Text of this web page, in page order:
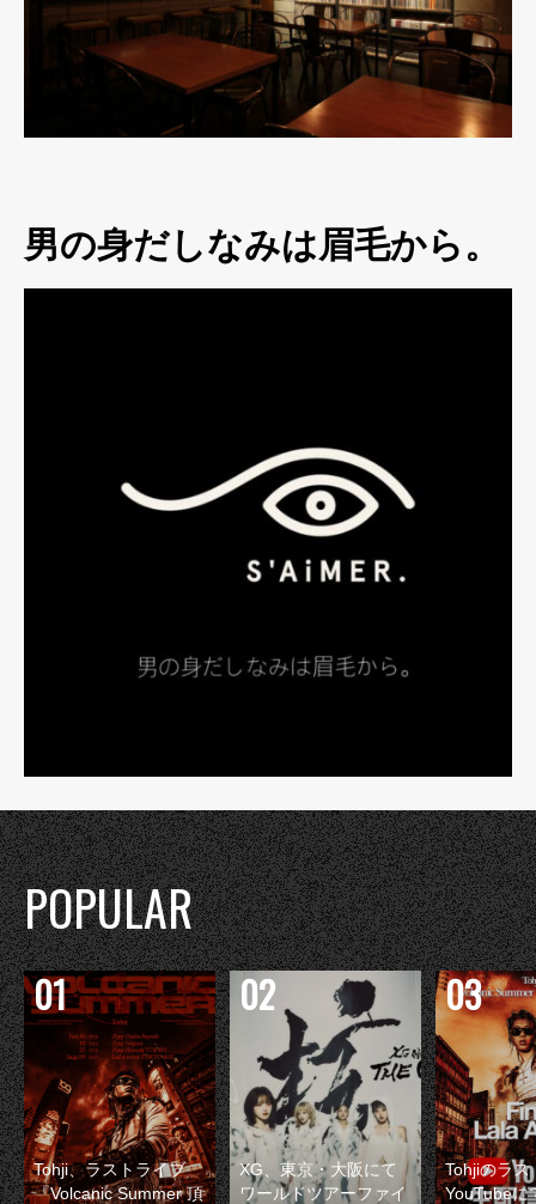
男の身だしなみは眉毛から。
POPULAR
Tohji、ラストライブ
『Volcanic Summer 頂
XG、東京・大阪にて
ワールドツアーファイ
Tohjiのラス
YouTubeに